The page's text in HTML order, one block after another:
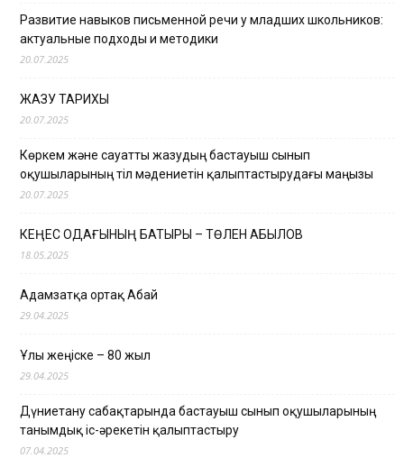
Развитие навыков письменной речи у младших школьников:
актуальные подходы и методики
20.07.2025
ЖАЗУ ТАРИХЫ
20.07.2025
Көркем және сауатты жазудың бастауыш сынып
оқушыларының тіл мәдениетін қалыптастырудағы маңызы
20.07.2025
КЕҢЕС ОДАҒЫНЫҢ БАТЫРЫ – ТӨЛЕН ҚАБЫЛОВ
18.05.2025
Адамзатқа ортақ Абай
29.04.2025
Ұлы жеңіске – 80 жыл
29.04.2025
Дүниетану сабақтарында бастауыш сынып оқушыларының
танымдық іс-әрекетін қалыптастыру
07.04.2025